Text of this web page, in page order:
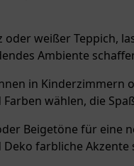
oder weißer Teppich,
Ambiente
in
wählen, die
Beigetöne für eine
farbliche